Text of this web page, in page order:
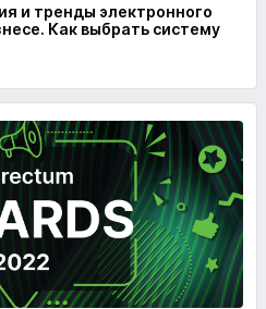
и тренды электронного
Как выбрать систему